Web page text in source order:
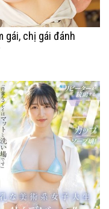
gái, chị gái đánh